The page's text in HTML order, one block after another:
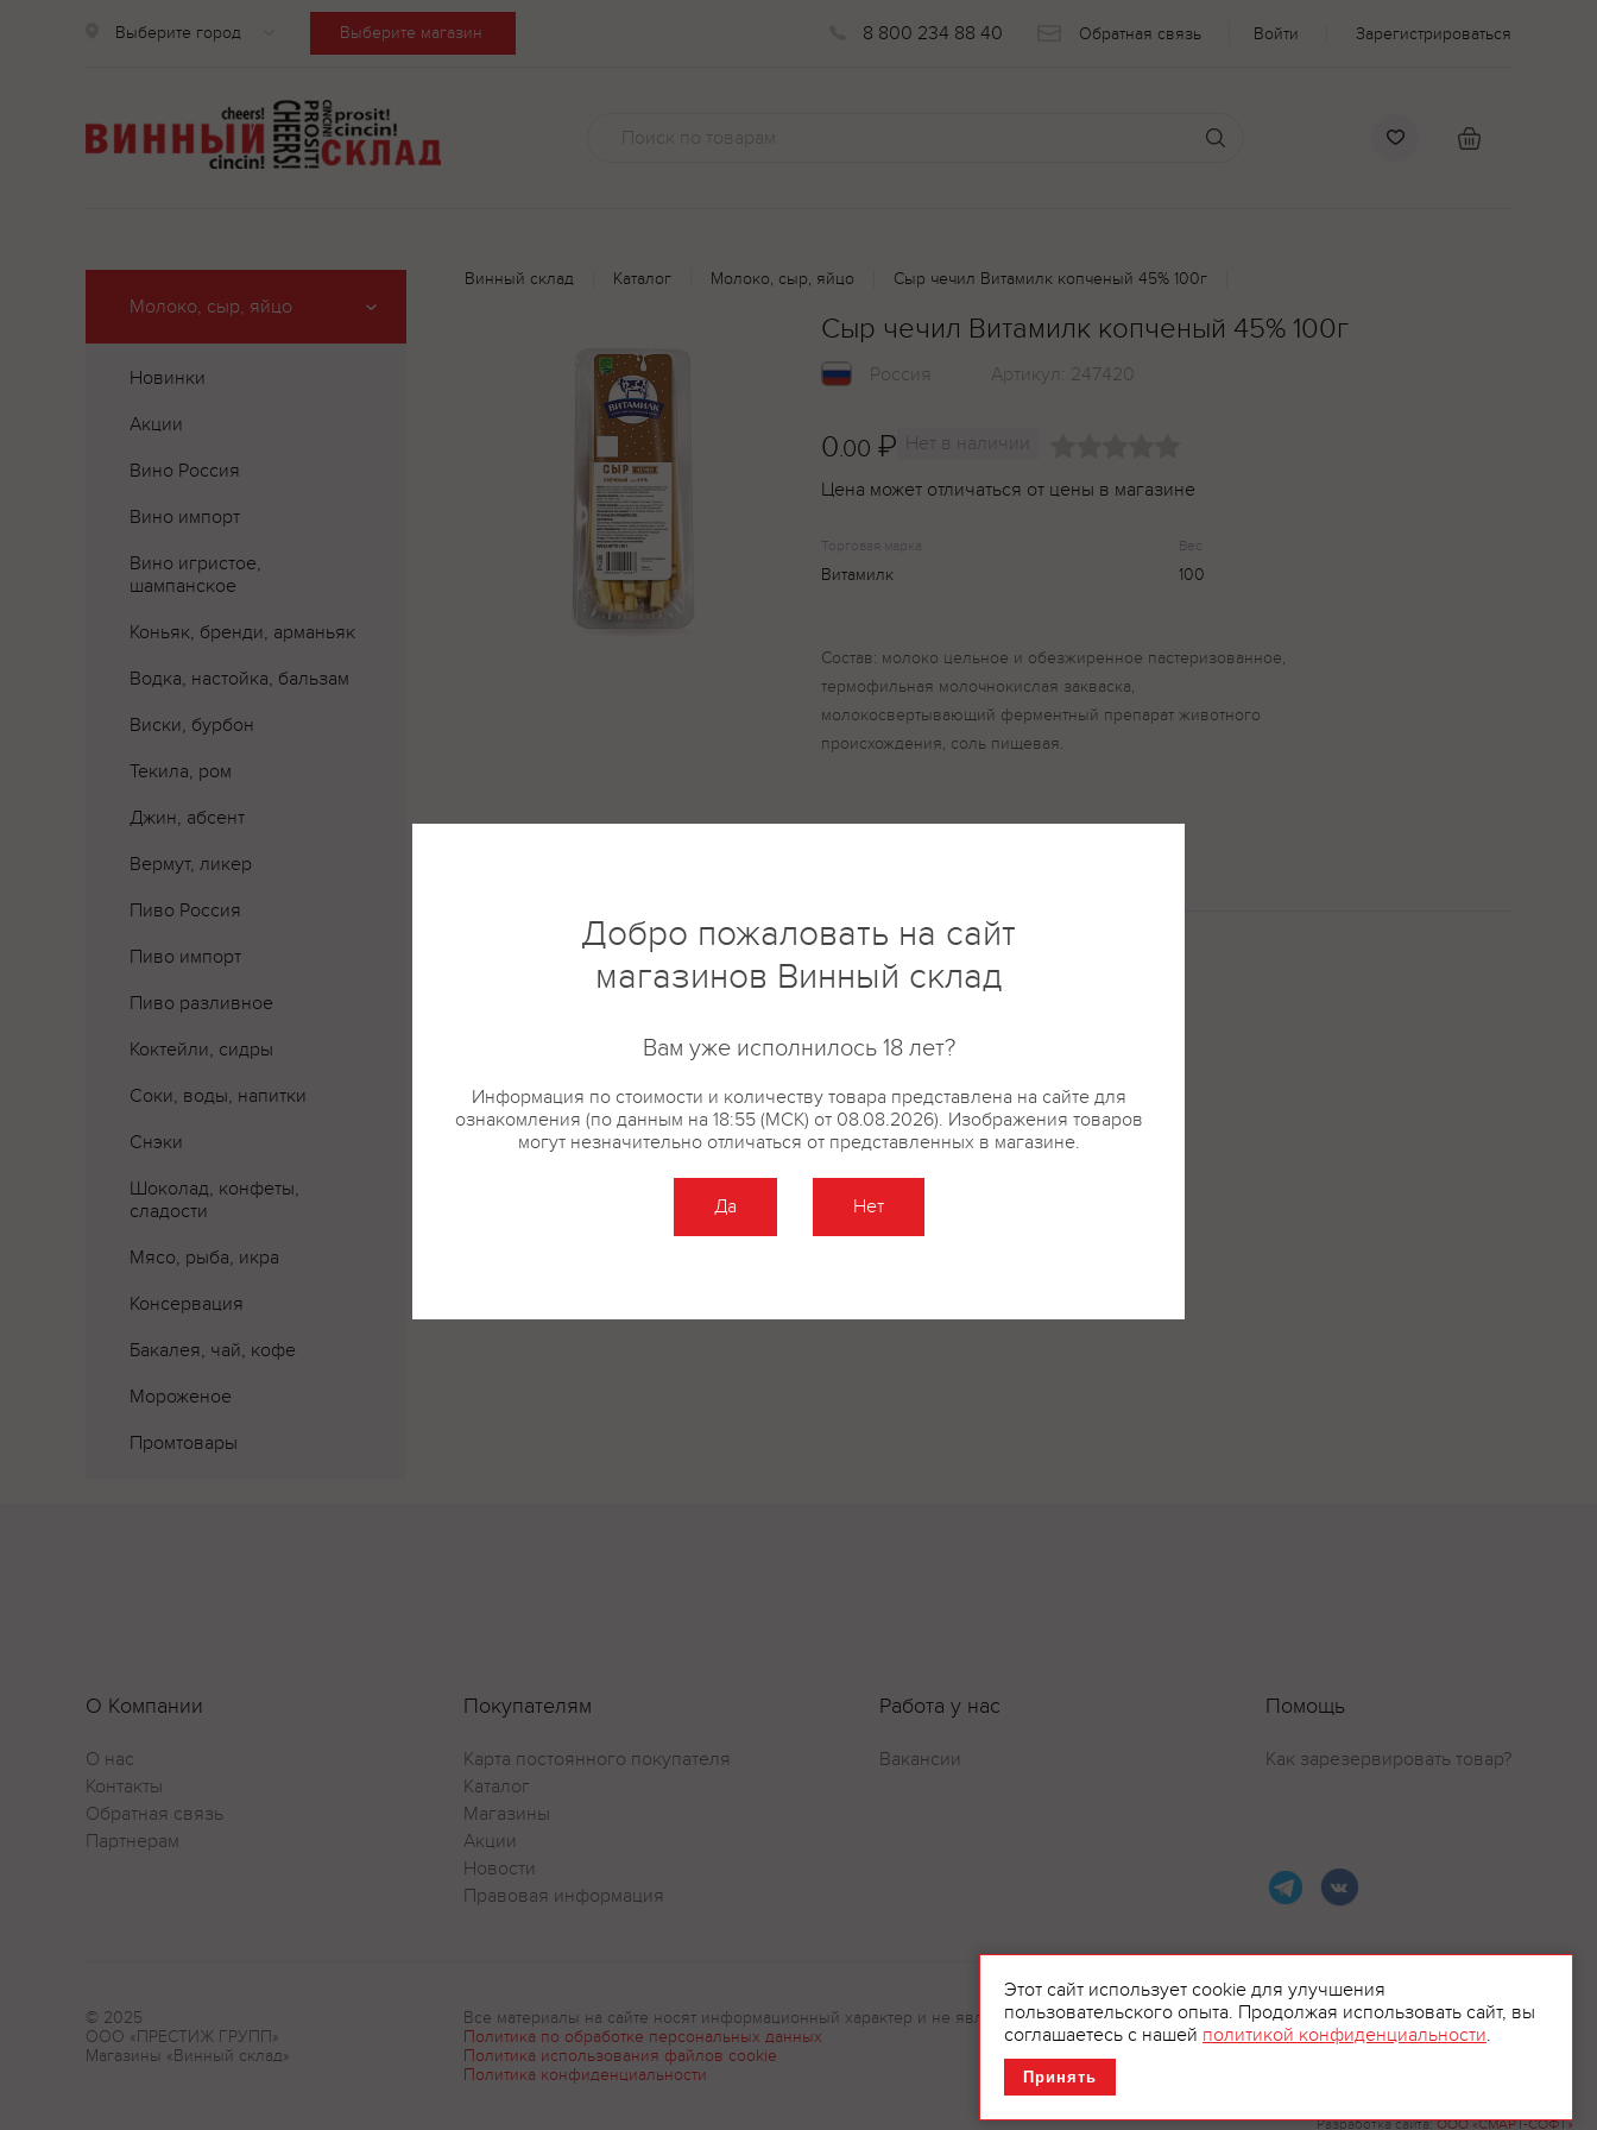
Выберите город Выберите магазин 8 800 234 88 40 Обратная связь Войти Зарегистрироваться
Молоко, сыр, яйцо
Новинки
Акции
Вино Россия
Вино импорт
Вино игристое,
шампанское
Коньяк, бренди, арманьяк
Водка, настойка, бальзам
Виски, бурбон
Текила, ром
Джин, абсент
Вермут, ликер
Пиво Россия
Пиво импорт
Пиво разливное
Коктейли, сидры
Соки, воды, напитки
Снэки
Шоколад, конфеты,
сладости
Мясо, рыба, икра
Консервация
Бакалея, чай, кофе
Мороженое
Промтовары
Винный склад Каталог Молоко, сыр, яйцо Сыр чечил Витамилк копченый 45% 100г
Сыр чечил Витамилк копченый 45% 100г
Россия Артикул: 247420
0.00 ₽ Нет в наличии
Цена может отличаться от цены в магазине
Торговая марка
Витамилк
Вес
100
Состав: молоко цельное и обезжиренное пастеризованное,
термофильная молочнокислая закваска,
молокосвертывающий ферментный препарат животного
происхождения, соль пищевая.
Разработка сайта:ООО «СМАРТ-СОФТ»
О Компании
О нас
Контакты
Обратная связь
Партнерам
Покупателям
Карта постоянного покупателя
Каталог
Магазины
Акции
Новости
Правовая информация
Работа у нас
Вакансии
Помощь
Как зарезервировать товар?
© 2025
ООО «ПРЕСТИЖ ГРУПП»
Магазины «Винный склад»
Все материалы на сайте носят информационный характер и не являются рекламой.
Политика по обработке персональных данных
Политика использования файлов cookie
Политика конфиденциальности
Этот сайт использует cookie для улучшения
пользовательского опыта. Продолжая использовать сайт, вы
соглашаетесь с нашей политикой конфиденциальности.
Принять
Добро пожаловать на сайт
магазинов Винный склад
Вам уже исполнилось 18 лет?
Информация по стоимости и количеству товара представлена на сайте для
ознакомления (по данным на 18:55 (МСК) от 08.08.2026). Изображения товаров
могут незначительно отличаться от представленных в магазине.
Да Нет